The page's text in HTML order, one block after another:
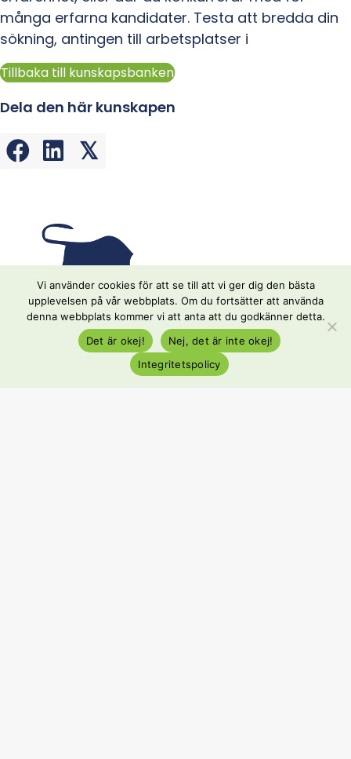
många erfarna kandidater. Testa att bredda din
sökning, antingen till arbetsplatser i
Tillbaka till kunskapsbanken
Dela den här kunskapen
𝕏
+46(0)10-175 04 36
info@prowork.se
Vi använder cookies för att se till att vi ger dig den bästa
upplevelsen på vår webbplats. Om du fortsätter att använda
denna webbplats kommer vi att anta att du godkänner detta.
Det är okej!
Nej, det är inte okej!
Integritetspolicy